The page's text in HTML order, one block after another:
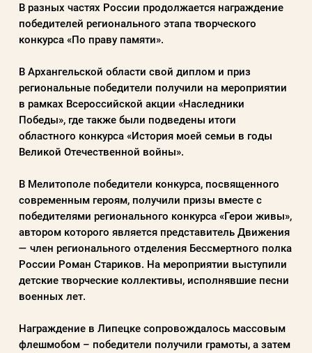
Пароль
Заполняя данную форму вы соглашаетесь с
политикой конфиденциальности
сайта
Регистрация Забыли пароль?
В разных частях России продолжается награждение
победителей регионального этапа творческого
конкурса «По праву памяти».
В Архангельской области свой диплом и приз
региональные победители получили на мероприятии
в рамках Всероссийской акции «Наследники
Победы», где также были подведены итоги
областного конкурса «История моей семьи в годы
Великой Отечественной войны».
В Мелитополе победители конкурса, посвященного
современным героям, получили призы вместе с
победителями регионального конкурса «Герои живы»,
автором которого является представитель Движения
— член регионального отделения Бессмертного полка
России Роман Стариков. На мероприятии выступили
детские творческие коллективы, исполнявшие песни
военных лет.
Награждение в Липецке сопровождалось массовым
флешмобом – победители получили грамоты, а затем